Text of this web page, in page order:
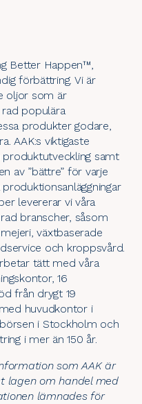
Better Happen™,
förbättring. Vi är
oljor som är
populära
produkter godare,
AAK:s viktigaste
produktutveckling samt
av ”bättre” för varje
levererar vi våra
branscher, såsom
växtbaserade
och kroppsvård.
tätt med våra
16
från drygt 19
huvudkontor i
i Stockholm och
i mer än 150 år.
som AAK är
lagen om handel med
lämnades för